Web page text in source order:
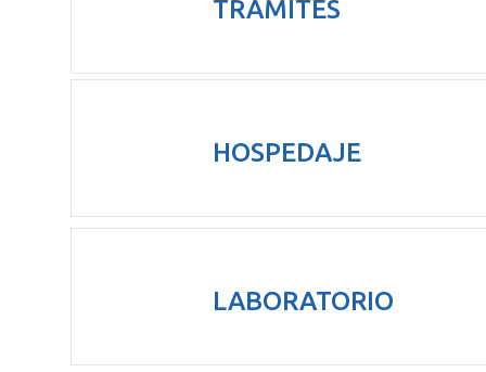
TRÁMITES
HOSPEDAJE
LABORATORIO